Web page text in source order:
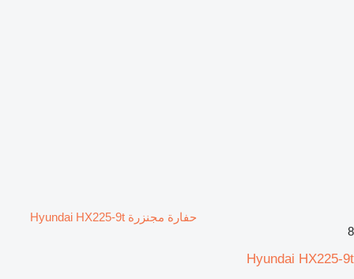
حفارة مجنزرة Hyundai HX225-9t
8
Hyundai HX225-9t